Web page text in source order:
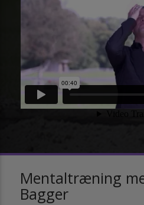
Mentaltræning
Bagger